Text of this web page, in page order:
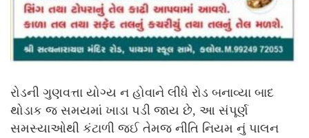
રોડની ગુણવત્તા યોગ્ય ન હોવાને લીધે રોડ બનાવ્યા બાદ
થોડાક જ સમયમાં ખાડા પડી જાય છે, આ સંપૂર્ણ
સમસ્યાઓથી કંટાળી જઈ તેમજ નીતિ નિયમ નું પાલન